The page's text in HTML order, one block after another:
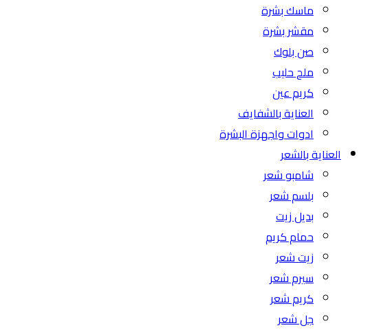
ماسك بشرة
مقشر بشرة
صن بلوك
ملح حليب
كريم عين
العناية بالشفايف
ادوات واجهزة البشرة
العناية بالشعر
شامبو شعر
بلسم شعر
بديل زيت
حمام كريم
زيت شعر
سيرم شعر
كريم شعر
جل شعر